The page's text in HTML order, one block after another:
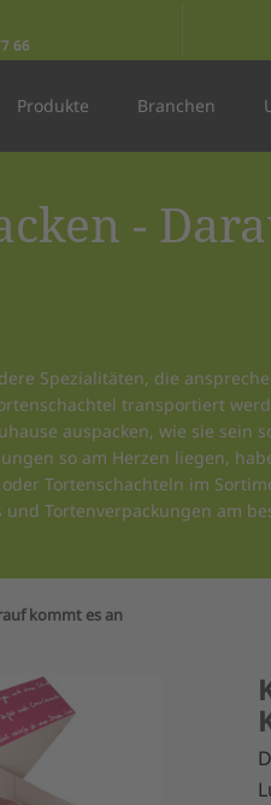
66
Produkte Branchen
-
Spezialitäten, die
transportiert
auspacken, wie sie sein
so am Herzen liegen,
Tortenschachteln im
Tortenverpackungen am
kommt es an